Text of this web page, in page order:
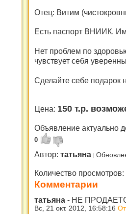
Отец: Витим
Есть паспорт ВНИИК.
Нет проблем по
чувствует себя
Сделайте себе подарок
Цена: 150 т.р.
Объявление актуально
0
Автор: татьяна
Количество просмотров:
Комментарии
татьяна - НЕ
Вс, 21 окт. 2012, 16:58:16